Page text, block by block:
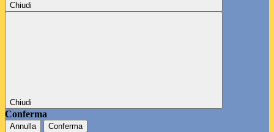
Chiudi
Chiudi
Conferma
Annulla Conferma